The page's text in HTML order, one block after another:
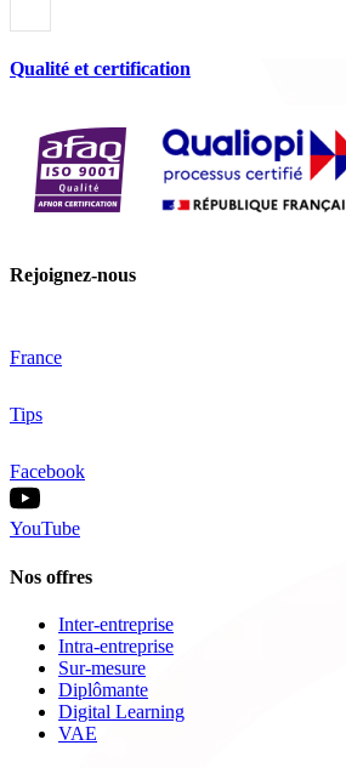
Qualité et certification
Rejoignez-nous
France
Tips
Facebook
YouTube
Nos offres
Inter-entreprise
Intra-entreprise
Sur-mesure
Diplômante
Digital Learning
VAE